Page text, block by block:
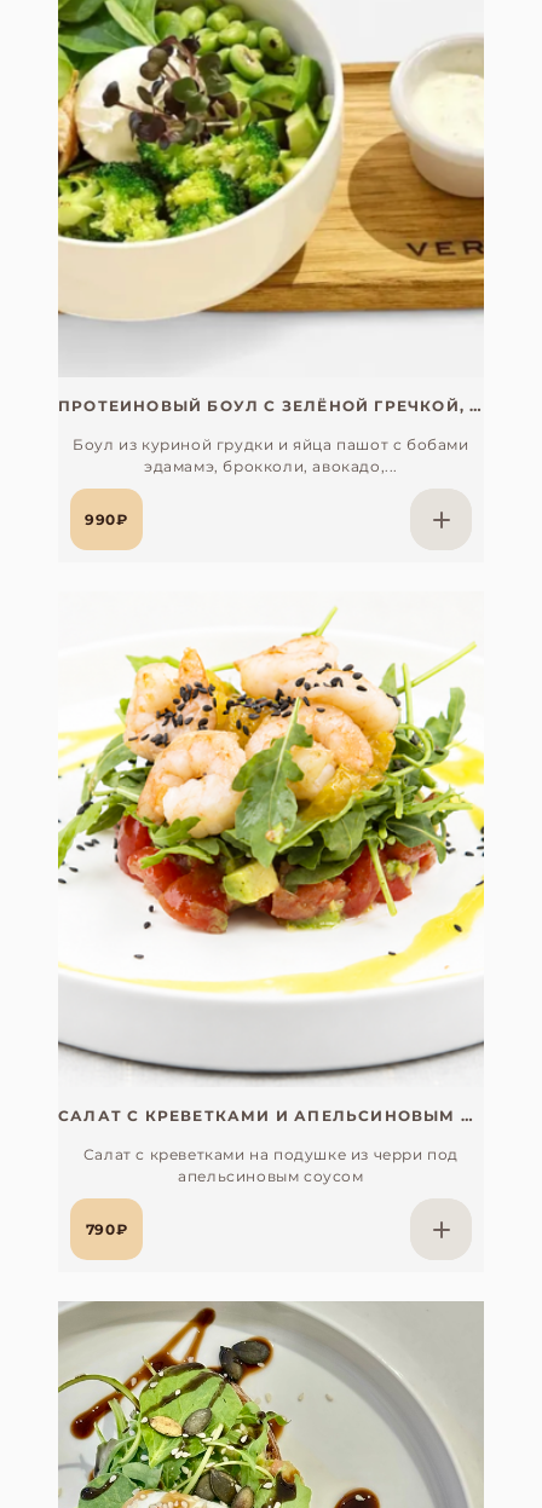
ПРОТЕИНОВЫЙ БОУЛ С ЗЕЛЁНОЙ ГРЕЧКОЙ, ЭДАМАМЭ И КУРИНОЙ ГРУДКОЙ
Боул из куриной грудки и яйца пашот с бобами
эдамамэ, брокколи, авокадо,...
990₽
САЛАТ С КРЕВЕТКАМИ И АПЕЛЬСИНОВЫМ СОУСОМ
Салат с креветками на подушке из черри под
апельсиновым соусом
790₽